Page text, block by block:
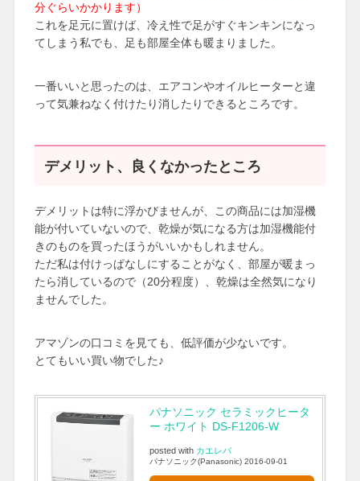
分ぐらいかかります）
これを足元に置けば、冷え性で足がすぐキンキンになっ
てしまう私でも、足も部屋全体も暖まりました。
一番いいと思ったのは、エアコンやオイルヒーターと違
って気兼ねなく付けたり消したりできるところです。
デメリット、良くなかったところ
デメリットは特に浮かびませんが、この商品には加湿機
能が付いていないので、乾燥が気になる方は加湿機能付
きのものを買ったほうがいいかもしれません。
ただ私は付けっぱなしにすることがなく、部屋が暖まっ
たら消しているので（20分程度）、乾燥は全然気になり
ませんでした。
アマゾンの口コミを見ても、低評価が少ないです。
とてもいい買い物でした♪
パナソニック セラミックヒータ
ー ホワイト DS-F1206-W
posted with カエレバ
パナソニック(Panasonic) 2016-09-01